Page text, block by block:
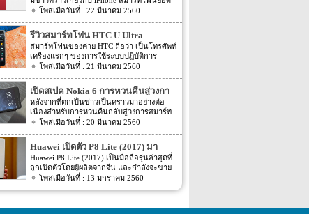
สนใจอีก Nubia M2 ใช้กล้องหน้าแบบคู่ที่มี
ความละเอียดสูงถึง 13MP มีรูรับแสง f 2.2
กล้องหน้าสำหรับการเซลฟี่มีความละเอียด
16MP พร้อมกับรูรับแสง f/2.0 กล้องหน้า
สามารถจับภาพได้กว้างถึง 80 องศา นั้นจะ
ทำให้การถ่ายรูปเซลฟี่ได้กว้างมากยิ่งขึ้น
หน้าจอเป็นแบบ AMOLED มีความละเอียดสูง
ถึง 1080p ขนาด 5.5 นิ้ว ระบบประมวลผล
การทำงานจะเป็นชิปเซ็ต Snapdragon 625
เป็นชิปประมวลผลของ Qualcomm ใช้ RAM
4GB หน่วยความจำมีให้เลือกอยู่ 2 ขนาด คือ
[…]
ฮิตในประเทศไทยและทั่วโลก และในช่วงที่
อาจจะพลาดโอกาสได้สัมผัสเทคโนโลยีอัน
ทันสมัยในคราวนั้น แต่ก็ถือว่า เป็นความโชค
ดีที่คุณกำลังจะได้สัมผัสกับ iPhone 7 ที่มา
พร้อมการออกแบบสีของบอดี้ด้วยสีแดงอัน
ร้อนแรง เร้าใจแบบสุดๆ ทำให้สาวกของ
Apple กระเป๋าสั่นกันเลยทีเดียว การออกแบบ
iPhone 7 สีแดง ได้แรงบันดาลใจมาจากการ
กุศลของ iGadget ซึ่งปกติแล้ว การปรับแต่ง
Apple จะให้บริษัทข้างนอกช่วยในการปรับ
แต่งให้ แต่บอดี้นี้สีนี้ Apple ลงแรงปรับแต่งเอง
สีแดงอันร้อนแรง Apple จะจับความร้อนแรง
ลงไปใน iPhone 7 และ iPhone 7 Plus ทาง
บริษัท Apple ได้กำหนดวันจำหน่ายในวันศุกร์
ที่ 24 มีนาคม 2560 ที่จะถึงนี้ เวลาในการเปิด
ขายเป็นเวลาช่วงเช้าประมาณ 8.01 น. (เป็น
เวลาในฝั่งประเทศแถบแปซิฟิก) การเปิดตัว
22 มีนาคม 2560
รีวิวสมาร์ทโฟน HTC U Ultra
สมาร์ทโฟนของค่าย HTC ถือว่า เป็นโทรศัพท์
เครื่องแรกๆ ของการใช้ระบบปฏิบัติการ
Android หลายคนน่าจะจำได้ ในช่วงนั้นมี
Bird ที่ฮิตกันทั่วบ้านทั่วเมือง สมาร์ทโฟนหนึ่ง
ในที่สามารถเล่นเกมส์ Angry Bird นี้ได้ ก็คือ
สมาร์ทโฟนจากค่าย HTC หลังจากนั้น HTC
ก็ได้มีการพัฒนาสมาร์ทโฟนขึ้นมาอีก
มากมาย ล่าสุดได้เตรียมปล่อยรุ่นใหม่ อย่าง
HTC U Ultra HTC U Ultra มาพร้อมกับหน้า
จอ Super LCD5 มีขนาด 5.7 นิ้ว หน้าจอเป็น
แบบ Gorilla Glass 5 ซึ่งเป็นหน้าจอใหม่ที่
สามารถป้องกันรอยขีดข่วนได้ ความละเอียด
ของภาพสูงถึง 1,040 X 2,560 พิกเซล
(513ppi) ใช้ชิปประมวลผล Snapdragon 820
ที่มีความเร็วให้เลือกถึง 2 แบบ คือ 2.15GHz
21 มีนาคม 2560
เปิดสเปค Nokia 6 การหวนคืนสู่วงกา
รสมาร์ทโฟน
หลังจากที่ตกเป็นข่าวเป็นคราวมาอย่างต่อ
เนื่องสำหรับการหวนคืนกลับสู่วงการสมาร์ท
โฟน อย่างสมาร์ทโฟนในแบรนด์ Nokia ครั้ง
เอาสมาร์ทโฟนรุ่นนี้ไปทดสอบในห้องปฏิบัติ
การ Nokia 6 เปิดตัวรุ่นแรกภายใต้ชื่อรุ่น TA-
1000 ซึ่งจะมีความน่าสนใจทั้งในเรื่องของ
ซอฟต์แวร์และวัสดุอุปกรณ์ที่นำมาผลิตต่างๆ
Nokia 6 ไม่ได้เป็นสมาร์ทโฟนระดับสูง แต่จะ
เป็นสมาร์ทโฟนราคากลางๆ ที่เตรียมตัวจะมา
ประเทศไทยและในต่างประเทศ ถึงแม้ว่า
20 มีนาคม 2560
Huawei เปิดตัว P8 Lite (2017) มา
พร้อมหน้าจอ 1080p ชิพเซ็ท Kirin
655
Huawei P8 Lite (2017) เป็นมือถือรุ่นล่าสุดที่
ถูกเปิดตัวโดยผู้ผลิตจากจีน และกำลังจะขาย
ในตลาดยุโรปบางประเทศในเร็วๆ นี้ แต่การ
แล้ว แม้กระทั่งตอนนี้ P9 Lite ถูกพัฒนาให้ดี
13 มกราคม 2560